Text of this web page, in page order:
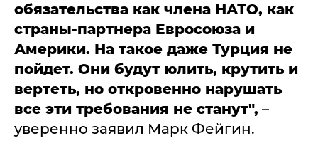
обязательства как члена НАТО, как
страны-партнера Евросоюза и
Америки. На такое даже Турция не
пойдет. Они будут юлить, крутить и
вертеть, но откровенно нарушать
все эти требования не станут", –
уверенно заявил Марк Фейгин.